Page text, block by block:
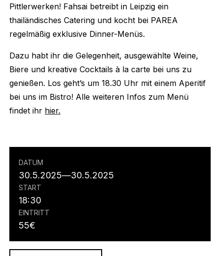
Pittlerwerken! Fahsai betreibt in Leipzig ein
thailändisches Catering und kocht bei PAREA
regelmäßig exklusive Dinner-Menüs.
Dazu habt ihr die Gelegenheit, ausgewählte Weine,
Biere und kreative Cocktails à la carte bei uns zu
genießen. Los geht’s um 18.30 Uhr mit einem Aperitif
bei uns im Bistro! Alle weiteren Infos zum Menü
findet ihr hier.
DATUM
30.5.2025—30.5.2025
START
18:30
EINTRITT
55€